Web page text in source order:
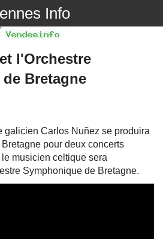
Info
l'Orchestre
Bretagne
galicien Carlos Nuñez se produira
pour deux concerts
musicien celtique sera
Symphonique de Bretagne.